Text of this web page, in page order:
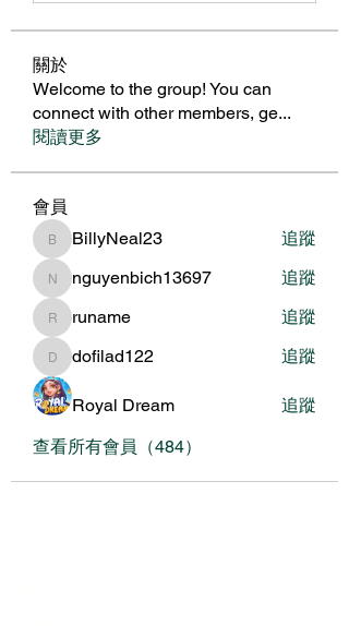
關於
Welcome to the group! You can
connect with other members, ge...
閱讀更多
會員
BillyNeal23
BillyNeal23 追蹤
nguyenbich13697
nguyenbich13697 追蹤
runameruname 追蹤
dofilad122
dofilad122 追蹤
Royal Dream
追蹤
查看所有會員（484）